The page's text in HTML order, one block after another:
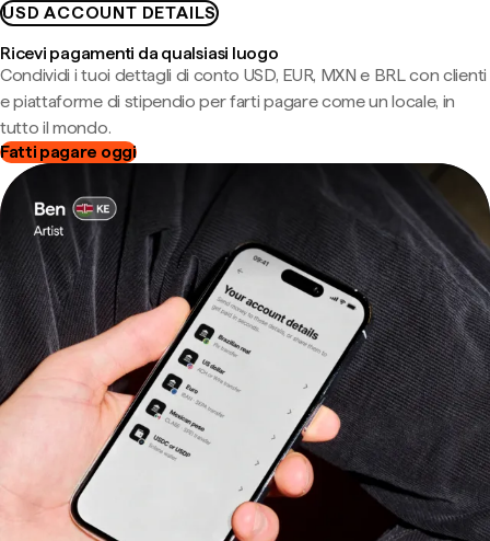
USD ACCOUNT DETAILS
Ricevi pagamenti da qualsiasi luogo
Condividi i tuoi dettagli di conto USD, EUR, MXN e BRL con clienti
e piattaforme di stipendio per farti pagare come un locale, in
tutto il mondo.
Fatti pagare oggi